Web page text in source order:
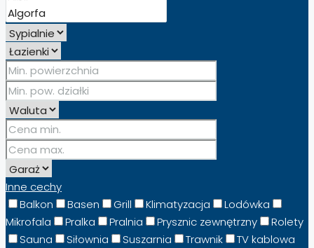
Inne cechy
Balkon
Basen Grill Klimatyzacja
Lodówka
Mikrofala
Pralka Pralnia Prysznic zewnętrzny
Rolety
Sauna
Siłownia Suszarnia Trawnik
TV kablowa